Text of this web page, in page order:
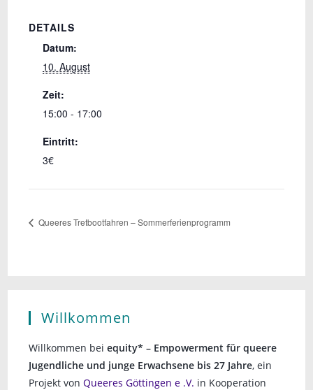
DETAILS
Datum:
10. August
Zeit:
15:00 - 17:00
Eintritt:
3€
Queeres Tretbootfahren – Sommerferienprogramm
Willkommen
Willkommen beiequity* – Empowerment für queere
Jugendliche und junge Erwachsene bis 27 Jahre, ein
Projekt vonQueeres Göttingen e .V. in Kooperation